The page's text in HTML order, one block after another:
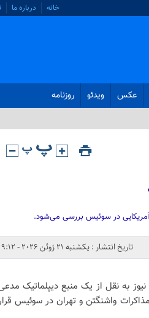
خانه درباره ما
عکس ویدئو روزنامه
در سوئیس بررسی می‌شود.
تاریخ انتشار : یکشنبه 21 ژوئن 2026 - 9:12
به نقل از یک منبع دیپلماتیک
واشنگتن و تهران در سوئیس